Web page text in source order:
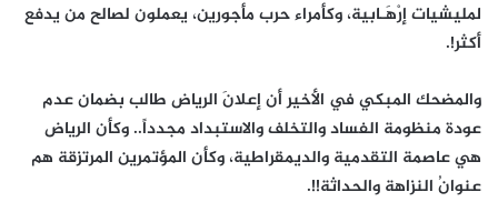
لمليشيات إرْهَـابية، وكأمراء حرب مأجورين، يعملون لصالح من يدفع
أكثر!.
والمضحك المبكي في الأخير أن إعلانَ الرياض طالب بضمان عدم
عودة منظومة الفساد والتخلف والاستبداد مجدداً.. وكأن الرياض
هي عاصمة التقدمية والديمقراطية، وكأن المؤتمرين المرتزقة هم
عنوانُ النزاهة والحداثة!!.